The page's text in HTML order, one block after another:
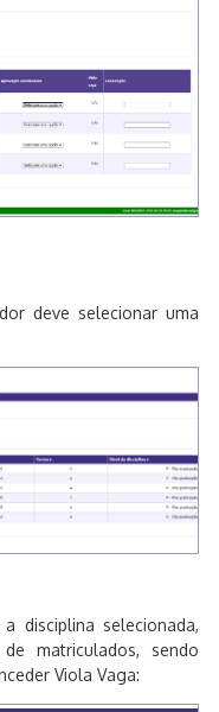
deve selecionar uma
disciplina selecionada,
matriculados, sendo
Viola Vaga: